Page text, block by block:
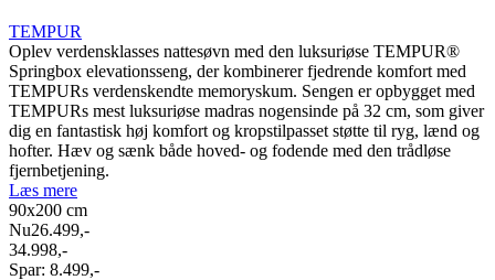
TEMPUR
Oplev verdensklasses nattesøvn med den luksuriøse TEMPUR®
Springbox elevationsseng, der kombinerer fjedrende komfort med
TEMPURs verdenskendte memoryskum. Sengen er opbygget med
TEMPURs mest luksuriøse madras nogensinde på 32 cm, som giver
dig en fantastisk høj komfort og kropstilpasset støtte til ryg, lænd og
hofter. Hæv og sænk både hoved- og fodende med den trådløse
fjernbetjening.
Læs mere
90x200 cm
Nu26.499,-
34.998,-
Spar: 8.499,-